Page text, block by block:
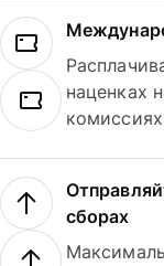
наценках
сборах